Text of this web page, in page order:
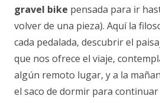
gravel bike pensada para ir
volver de una pieza). Aquí la
cada pedalada, descubrir el
que nos ofrece el viaje,
algún remoto lugar, y a la
el saco de dormir para continuar